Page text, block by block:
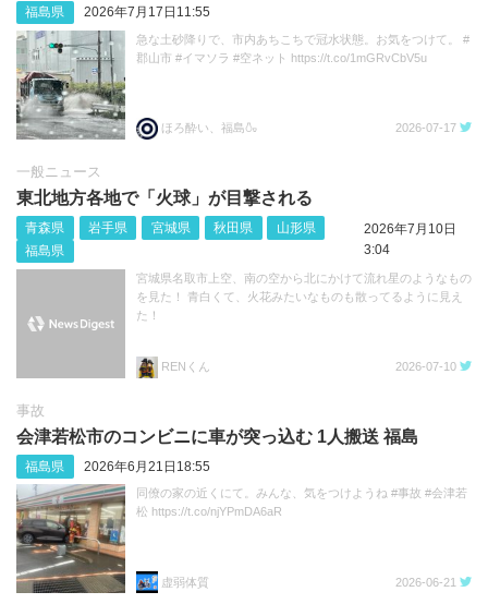
福島県 2026年7月17日11:55
急な土砂降りで、市内あちこちで冠水状態。お気をつけて。 #
郡山市 #イマソラ #空ネット https://t.co/1mGRvCbV5u
ほろ酔い、福島🍶 2026-07-17
一般ニュース
東北地方各地で「火球」が目撃される
青森県 岩手県 宮城県 秋田県
山形県
福島県
2026年7月10日
3:04
宮城県名取市上空、南の空から北にかけて流れ星のようなもの
を見た！ 青白くて、火花みたいなものも散ってるように見え
た！
RENくん 2026-07-10
事故
会津若松市のコンビニに車が突っ込む 1人搬送 福島
福島県 2026年6月21日18:55
同僚の家の近くにて。みんな、気をつけようね #事故 #会津若
松 https://t.co/njYPmDA6aR
虚弱体質 2026-06-21